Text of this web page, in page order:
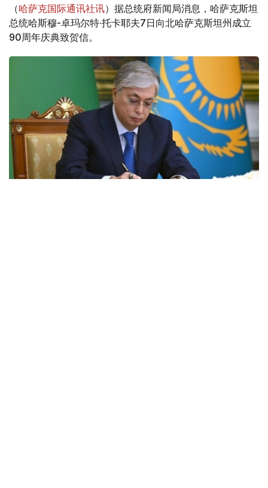
（哈萨克国际通讯社讯）据总统府新闻局消息，哈萨克斯坦
总统哈斯穆-卓玛尔特·托卡耶夫7日向北哈萨克斯坦州成立
90周年庆典致贺信。